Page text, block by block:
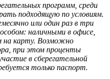
программ, среди
подходящую по условиям.
или один раз в три
наличными в офисе,
на карту. Возможно
при этом проценты
в сберегательной
только паспорт.